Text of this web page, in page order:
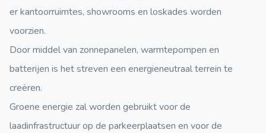
er kantoorruimtes, showrooms en loskades worden
voorzien.
Door middel van zonnepanelen, warmtepompen en
batterijen is het streven een energieneutraal terrein te
creëren.
Groene energie zal worden gebruikt voor de
laadinfrastructuur op de parkeerplaatsen en voor de